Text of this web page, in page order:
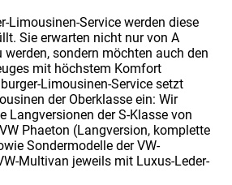
Limousinen-Service werden diese
Sie erwarten nicht nur von A
werden, sondern möchten auch den
mit höchstem Komfort
Limousinen-Service setzt
der Oberklasse ein: Wir
Langversionen der S-Klasse von
Phaeton (Langversion, komplette
Sondermodelle der VW-
Multivan jeweils mit Luxus-Leder-